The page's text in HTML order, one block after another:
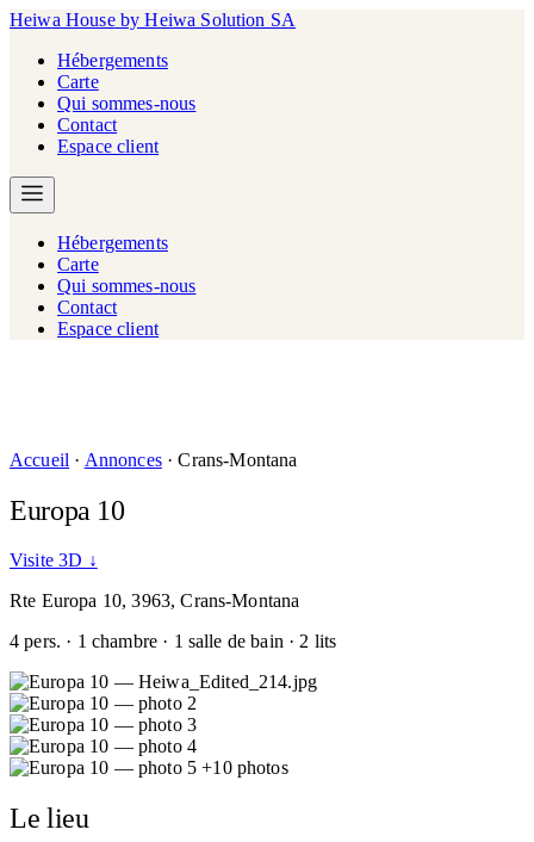
Heiwa House by Heiwa Solution SA
Hébergements
Carte
Qui sommes-nous
Contact
Espace client
Hébergements
Carte
Qui sommes-nous
Contact
Espace client
Accueil · Annonces · Crans-Montana
Europa 10
Visite 3D ↓
Rte Europa 10, 3963, Crans-Montana
4 pers. · 1 chambre · 1 salle de bain · 2 lits
+10 photos
Le lieu